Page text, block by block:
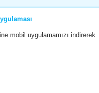
mobil uygulamamızı indirerek